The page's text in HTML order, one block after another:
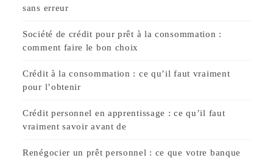
sans erreur
Société de crédit pour prêt à la consommation :
comment faire le bon choix
Crédit à la consommation : ce qu’il faut vraiment
pour l’obtenir
Crédit personnel en apprentissage : ce qu’il faut
vraiment savoir avant de
Renégocier un prêt personnel : ce que votre banque